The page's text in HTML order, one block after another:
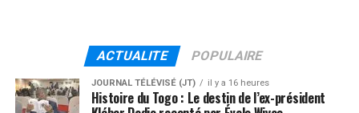
ACTUALITE POPULAIRE
JOURNAL TÉLÉVISÉ (JT) il y a 16 heures
Histoire du Togo : Le destin de l’ex-président